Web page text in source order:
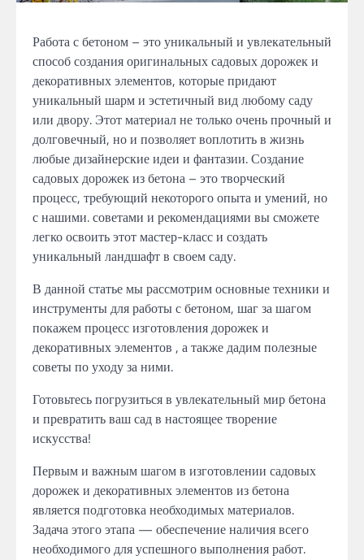
Работа с бетоном – это уникальный и увлекательный
способ создания оригинальных садовых дорожек и
декоративных элементов, которые придают
уникальный шарм и эстетичный вид любому саду
или двору. Этот материал не только очень прочный и
долговечный, но и позволяет воплотить в жизнь
любые дизайнерские идеи и фантазии. Создание
садовых дорожек из бетона – это творческий
процесс, требующий некоторого опыта и умений, но
с нашими. советами и рекомендациями вы сможете
легко освоить этот мастер-класс и создать
уникальный ландшафт в своем саду.
В данной статье мы рассмотрим основные техники и
инструменты для работы с бетоном, шаг за шагом
покажем процесс изготовления дорожек и
декоративных элементов , а также дадим полезные
советы по уходу за ними.
Готовьтесь погрузиться в увлекательный мир бетона
и превратить ваш сад в настоящее творение
искусства!
Первым и важным шагом в изготовлении садовых
дорожек и декоративных элементов из бетона
является подготовка необходимых материалов.
Задача этого этапа — обеспечение наличия всего
необходимого для успешного выполнения работ.